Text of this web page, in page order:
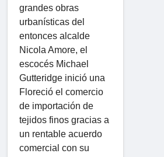
grandes obras
urbanísticas del
entonces alcalde
Nicola Amore, el
escocés Michael
Gutteridge inició una
Floreció el comercio
de importación de
tejidos finos gracias a
un rentable acuerdo
comercial con su